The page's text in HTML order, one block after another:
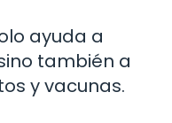
ayuda a
también a
y vacunas.